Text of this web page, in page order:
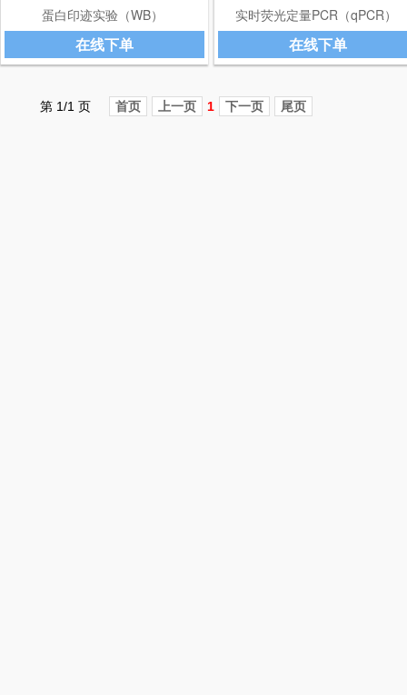
蛋白印迹实验（WB）
在线下单
实时荧光定量PCR（qPCR）
在线下单
第 1/1 页 首页 上一页 1 下一页 尾页